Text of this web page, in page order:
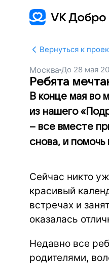
Вернуться к
Москва До 28 мая
Ребята
В конце мая во
из нашего
– все вместе
снова, и
Сейчас никто
красивый
встречах и
оказалась
Недавно все
родителями,